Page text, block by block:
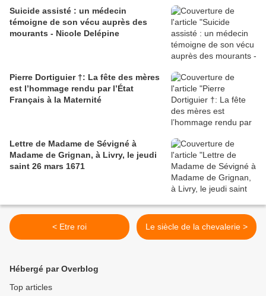
Suicide assisté : un médecin
témoigne de son vécu auprès des
mourants - Nicole Delépine
Pierre Dortiguier †: La fête des mères
est l’hommage rendu par l’État
Français à la Maternité
Lettre de Madame de Sévigné à
Madame de Grignan, à Livry, le jeudi
saint 26 mars 1671
< Etre roi Le siècle de la chevalerie >
Hébergé par Overblog
Top articles